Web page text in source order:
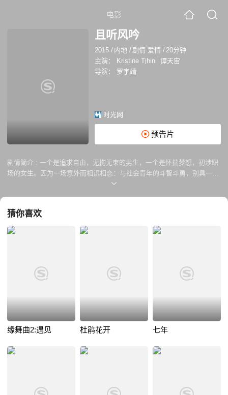
电影
且听风吟
2015 / 内地 /剧情 爱情 /20分钟
主演：
Kristine Tjhin
谭天宙
导演：
罗宇靖
时光网
预告片
剧情简介 : 一个是追求自由，无拘无束的男生，一个是怀揣梦想，初涉职
场的女生。因为一场意外而相识相恋：与社会青年的斗智斗勇，别具一格
的街头风演唱会，精心准备的生日宴会......而这所有如梦般地美好却被女
猜你喜欢
缘舞曲2:遇见 杜鹃花开 七年